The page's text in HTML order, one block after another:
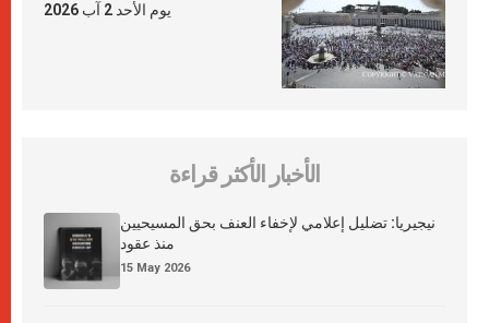
يوم الأحد 2 آب 2026
الأخبار الأكثر قراءة
نيجيريا: تضليل إعلامي لإخفاء العنف بحق المسيحيين
منذ عقود
15 May 2026